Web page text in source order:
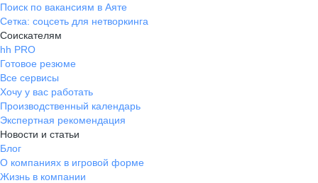
Поиск по вакансиям в Аяте
Сетка: соцсеть для нетворкинга
Соискателям
hh PRO
Готовое резюме
Все сервисы
Хочу у вас работать
Производственный календарь
Экспертная рекомендация
Новости и статьи
Блог
О компаниях в игровой форме
Жизнь в компании